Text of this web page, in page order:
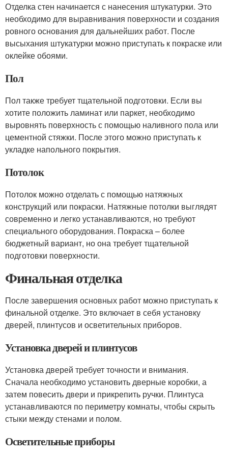
Отделка стен начинается с нанесения штукатурки. Это
необходимо для выравнивания поверхности и создания
ровного основания для дальнейших работ. После
высыхания штукатурки можно приступать к покраске или
оклейке обоями.
Пол
Пол также требует тщательной подготовки. Если вы
хотите положить ламинат или паркет, необходимо
выровнять поверхность с помощью наливного пола или
цементной стяжки. После этого можно приступать к
укладке напольного покрытия.
Потолок
Потолок можно отделать с помощью натяжных
конструкций или покраски. Натяжные потолки выглядят
современно и легко устанавливаются, но требуют
специального оборудования. Покраска – более
бюджетный вариант, но она требует тщательной
подготовки поверхности.
Финальная отделка
После завершения основных работ можно приступать к
финальной отделке. Это включает в себя установку
дверей, плинтусов и осветительных приборов.
Установка дверей и плинтусов
Установка дверей требует точности и внимания.
Сначала необходимо установить дверные коробки, а
затем повесить двери и прикрепить ручки. Плинтуса
устанавливаются по периметру комнаты, чтобы скрыть
стыки между стенами и полом.
Осветительные приборы